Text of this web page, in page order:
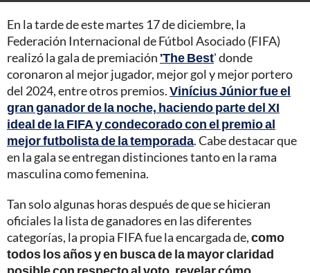
En la tarde de este martes 17 de diciembre, la
Federación Internacional de Fútbol Asociado (FIFA)
realizó la gala de premiación 'The Best' donde
coronaron al mejor jugador, mejor gol y mejor portero
del 2024, entre otros premios.Vinícius Júnior fue el
gran ganador de la noche, haciendo parte del XI
ideal de la FIFA y condecorado con el premio al
mejor futbolista de la temporada. Cabe destacar que
en la gala se entregan distinciones tanto en la rama
masculina como femenina.
Tan solo algunas horas después de que se hicieran
oficiales la lista de ganadores en las diferentes
categorías, la propia FIFA fue la encargada de,como
todos los años y en busca de la mayor claridad
posible con respecto al voto, revelar cómo